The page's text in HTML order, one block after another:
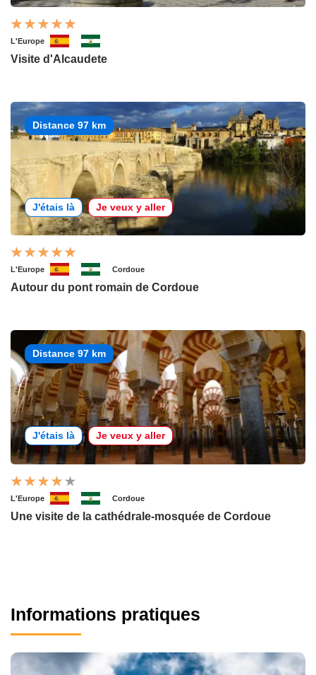
L'Europe
Visite d'Alcaudete
Distance 97 km
J'étais là Je veux y aller
L'Europe Cordoue
Autour du pont romain de Cordoue
Distance 97 km
J'étais là Je veux y aller
L'Europe Cordoue
Une visite de la cathédrale-mosquée de Cordoue
Informations pratiques